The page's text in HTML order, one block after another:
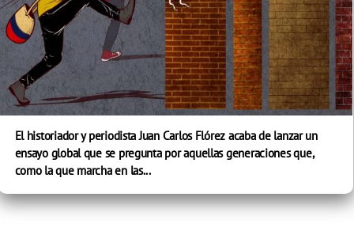
El historiador y periodista Juan Carlos Flórez acaba de lanzar un
ensayo global que se pregunta por aquellas generaciones que,
como la que marcha en las...